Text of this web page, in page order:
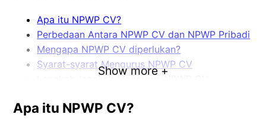
Apa itu NPWP CV?
Perbedaan Antara NPWP CV dan NPWP Pribadi
Mengapa NPWP CV diperlukan?
Syarat-syarat Mengurus NPWP CV
Langkah-langkah Mengurus NPWP CV
Mengurus NPWP CV secara Online
Show more +
Apa itu NPWP CV?